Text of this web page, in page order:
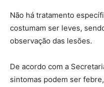
Não há tratamento
costumam ser leves,
observação das lesões.
De acordo com a
sintomas podem ser